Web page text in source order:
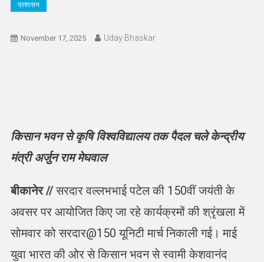
प्रशासन
November 17, 2025 Uday Bhaskar
किसान भवन से कृषि विश्वविद्यालय तक पैदल चले केन्द्रीय
मंत्री अर्जुन राम मेघवाल
बीकानेर //सरदार वल्लभभाई पटेल की 150वीं जयंती के
अवसर पर आयोजित किए जा रहे कार्यक्रमों की श्रृंखला में
सोमवार को सरदार@150 यूनिटी मार्च निकाली गई। माई
युवा भारत की ओर से किसान भवन से स्वामी केशवानंद